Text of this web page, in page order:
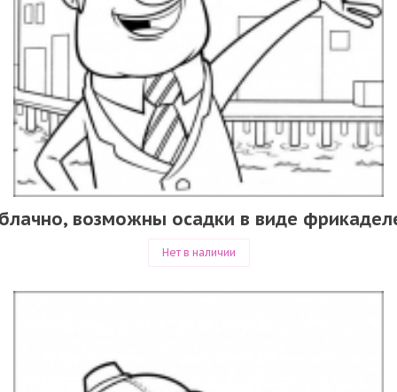
возможны осадки в виде
Нет в наличии